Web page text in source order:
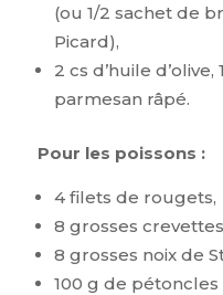
(ou 1/2 sachet de
Picard),
2 cs d’huile
parmesan râpé.
Pour les poissons :
4 filets de rougets,
8 grosses
8 grosses noix de
100 g de